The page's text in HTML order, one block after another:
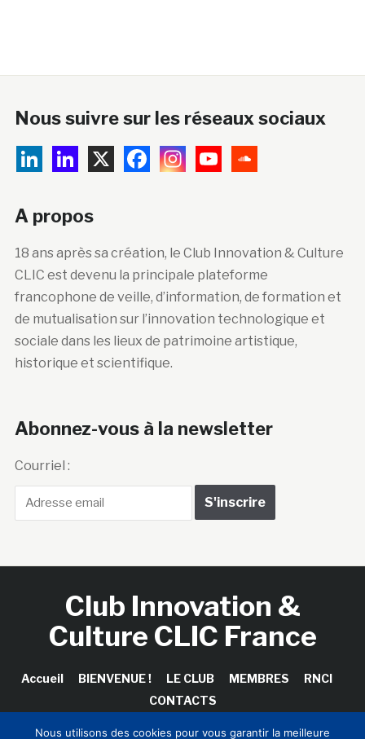
Nous suivre sur les réseaux sociaux
A propos
18 ans après sa création, le Club Innovation & Culture
CLIC est devenu la principale plateforme
francophone de veille, d’information, de formation et
de mutualisation sur l’innovation technologique et
sociale dans les lieux de patrimoine artistique,
historique et scientifique.
Abonnez-vous à la newsletter
Courriel :
Club Innovation &
Culture CLIC France
Accueil BIENVENUE ! LE CLUB MEMBRES
RNCI
CONTACTS
Nous utilisons des cookies pour vous garantir la meilleure